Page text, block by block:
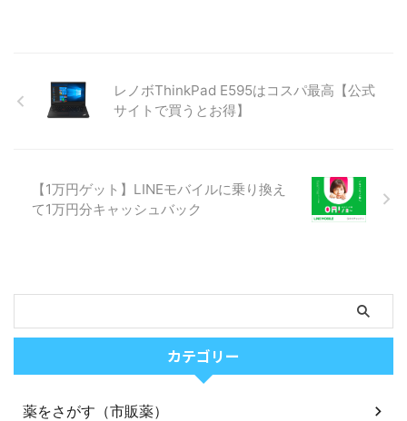
レノボThinkPad E595はコスパ最高【公式
サイトで買うとお得】
【1万円ゲット】LINEモバイルに乗り換え
て1万円分キャッシュバック
カテゴリー
薬をさがす（市販薬）